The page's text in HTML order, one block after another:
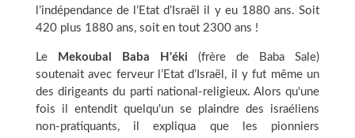
l’indépendance de l’Etat d’Israël il y eu 1880 ans. Soit
420 plus 1880 ans, soit en tout 2300 ans !
Le Mekoubal Baba H'éki (frère de Baba Sale)
soutenait avec ferveur l’Etat d’Israël, il y fut même un
des dirigeants du parti national-religieux. Alors qu'une
fois il entendit quelqu'un se plaindre des israéliens
non-pratiquants, il expliqua que les pionniers